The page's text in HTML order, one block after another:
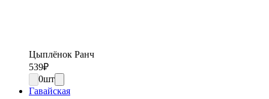
Цыплёнок Ранч
539₽
0шт
Гавайская